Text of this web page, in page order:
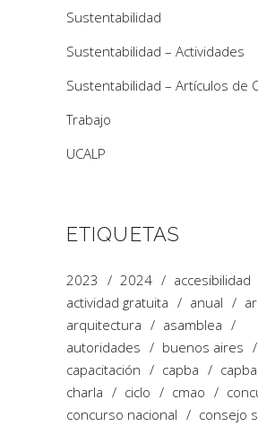
Sustentabilidad
Sustentabilidad – Actividades
Sustentabilidad – Artículos de
Trabajo
UCALP
ETIQUETAS
2023 2024
accesibilidad
actividad gratuita
anual
arquitectura
asamblea
autoridades
buenos aires
capacitación
capba
charla
ciclo cmao
concurso nacional
consejo